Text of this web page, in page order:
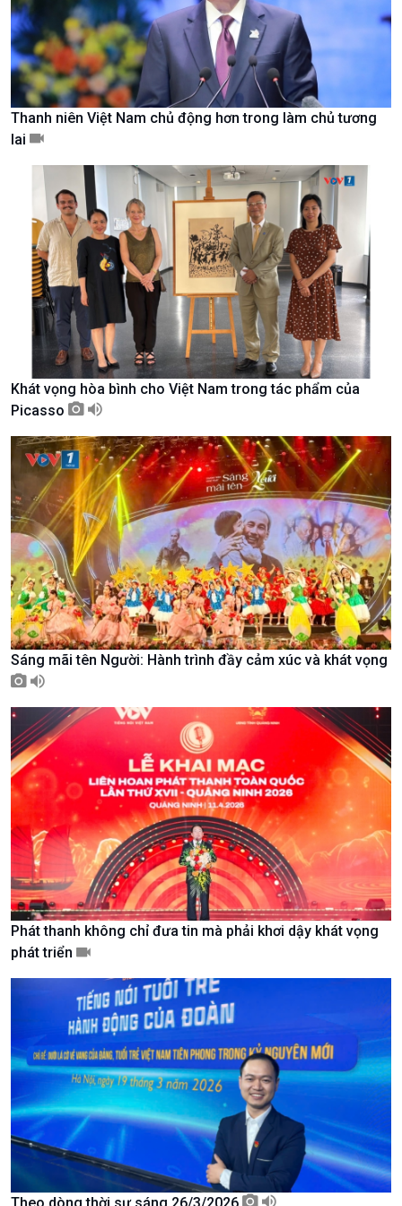
Xã hội
Tin Đời sống & Xã hội
360 độ Sức khỏe
Chuyển đổi Xanh
Tài nguyên và Môi trường
Chuyên gia của bạn
Xã hội chuyển động
Bước chân đến trường
Khoa học & Công nghệ
Tin Khoa học & Công nghệ
Kết nối công nghệ
Sống chung với biến đổi
khí hậu
Văn hoá & Du lịch
Tin Văn hoá & Du lịch
Chát với người nổi tiếng
Câu chuyện Thể thao
Multimedia
Ảnh
Video
Infographic
E-Magazine
Podcast
Góc nhìn VOV1
Thanh niên Việt Nam chủ động hơn trong làm chủ tương
lai
Khát vọng hòa bình cho Việt Nam trong tác phẩm của
Picasso
Sáng mãi tên Người: Hành trình đầy cảm xúc và khát vọng
Phát thanh không chỉ đưa tin mà phải khơi dậy khát vọng
phát triển
Theo dòng thời sự sáng 26/3/2026